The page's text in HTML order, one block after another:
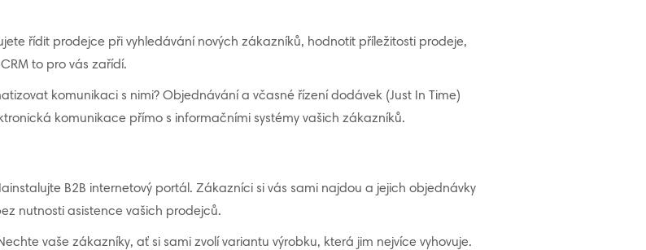
řídit prodejce při vyhledávání nových zákazníků, hodnotit příležitosti prodeje,
to pro vás zařídí.
komunikaci s nimi? Objednávání a včasné řízení dodávek (Just In Time)
komunikace přímo s informačními systémy vašich zákazníků.
B2B internetový portál. Zákazníci si vás sami najdou a jejich objednávky
nutnosti asistence vašich prodejců.
vaše zákazníky, ať si sami zvolí variantu výrobku, která jim nejvíce vyhovuje.